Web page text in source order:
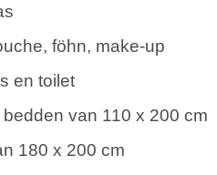
föhn, make-up
en toilet
van 110 x 200 cm
180 x 200 cm